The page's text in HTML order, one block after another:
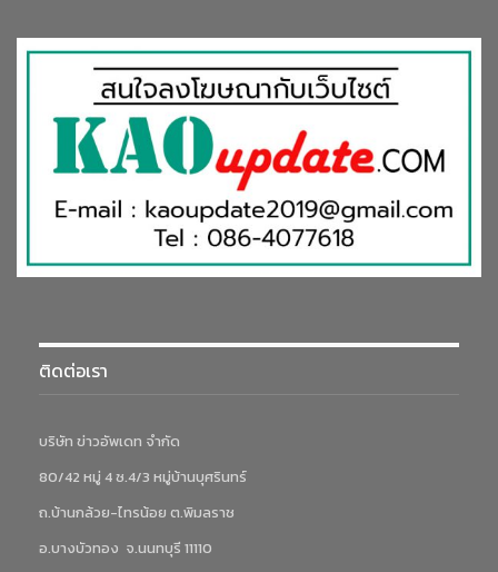
ติดต่อเรา
บริษัท ข่าวอัพเดท จำกัด
80/42 หมู่ 4 ซ.4/3 หมู่บ้านบุศรินทร์
ถ.บ้านกล้วย-ไทรน้อย ต.พิมลราช
อ.บางบัวทอง จ.นนทบุรี 11110